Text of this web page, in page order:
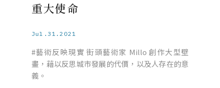
重大使命
Jul.31.2021
#藝術反映現實 街頭藝術家 Millo 創作大型壁
畫，藉以反思城市發展的代價，以及人存在的意
義。